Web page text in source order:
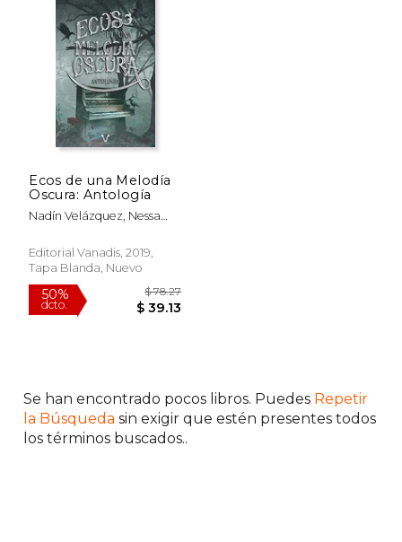
$ 74.53
Ecos de una Melodía
Oscura: Antología
Nadín Velázquez, Nessa
Carla Angelo; Florencia
Casella; Marta Cuchelo;
Ann Rodd; Anabel
Alvarado; Mila Gómez
Mereijo; Nancy A. Cantú
Editorial Vanadis, 2019,
Tapa Blanda, Nuevo
Se han encontrado pocos libros. Puedes Repetir
la Búsqueda sin exigir que estén presentes todos
los términos buscados..